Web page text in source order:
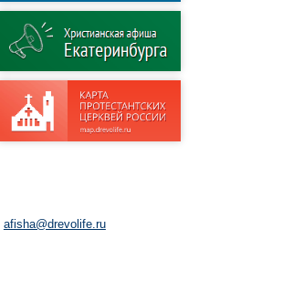
afisha@drevolife.ru